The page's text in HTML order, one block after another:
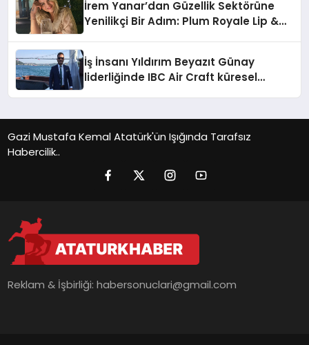
İrem Yanar’dan Güzellik Sektörüne
Yenilikçi Bir Adım: Plum Royale Lip &
İş İnsanı Yıldırım Beyazıt Günay
liderliğinde IBC Air Craft küresel
Gazi Mustafa Kemal Atatürk'ün Işığında Tarafsız
Habercilik..
Reklam & İşbirliği:habersonuclari@gmail.com